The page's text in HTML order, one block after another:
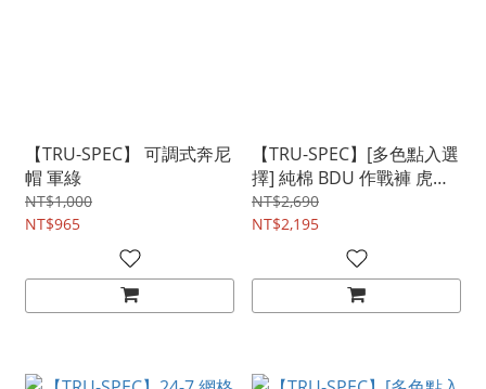
【TRU-SPEC】 可調式奔尼
帽 軍綠
NT$1,000
NT$965
【TRU-SPEC】[多色點入選
擇] 純棉 BDU 作戰褲 虎斑
迷彩
NT$2,690
NT$2,195